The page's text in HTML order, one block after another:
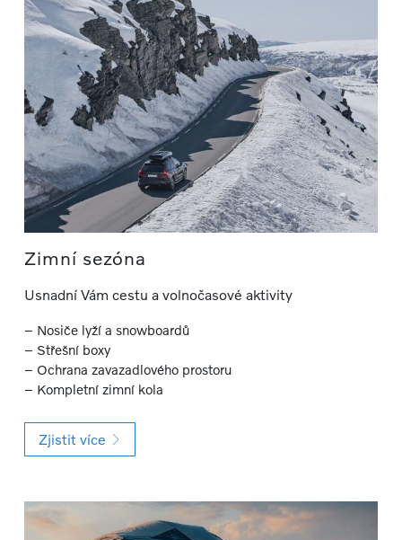
Zimní sezóna
Usnadní Vám cestu a volnočasové aktivity
– Nosiče lyží a snowboardů
– Střešní boxy
– Ochrana zavazadlového prostoru
– Kompletní zimní kola
Zjistit více